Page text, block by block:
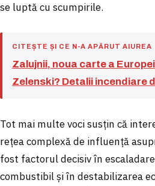
se luptă cu scumpirile.
CITEȘTE ȘI CE N-A APĂRUT AIUREA
Zalujnii, noua carte a
Zelenski? Detalii incendiare
Tot mai multe voci susțin că
rețea complexă de influență
fost factorul decisiv în
combustibil și în destabilizarea